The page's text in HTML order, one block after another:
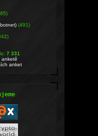
(491)
7 331
anketě
anket